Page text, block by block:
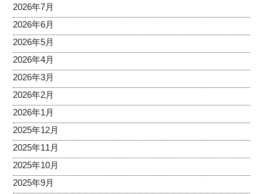
2026年7月
2026年6月
2026年5月
2026年4月
2026年3月
2026年2月
2026年1月
2025年12月
2025年11月
2025年10月
2025年9月